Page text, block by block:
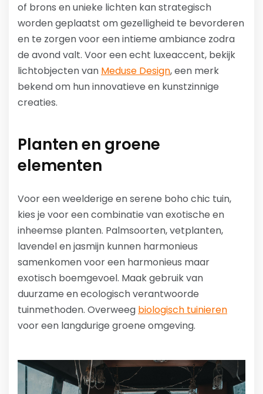
of brons en unieke lichten kan strategisch
worden geplaatst om gezelligheid te bevorderen
en te zorgen voor een intieme ambiance zodra
de avond valt. Voor een echt luxeaccent, bekijk
lichtobjecten van Meduse Design, een merk
bekend om hun innovatieve en kunstzinnige
creaties.
Planten en groene
elementen
Voor een weelderige en serene boho chic tuin,
kies je voor een combinatie van exotische en
inheemse planten. Palmsoorten, vetplanten,
lavendel en jasmijn kunnen harmonieus
samenkomen voor een harmonieus maar
exotisch boemgevoel. Maak gebruik van
duurzame en ecologisch verantwoorde
tuinmethoden. Overweeg biologisch tuinieren
voor een langdurige groene omgeving.